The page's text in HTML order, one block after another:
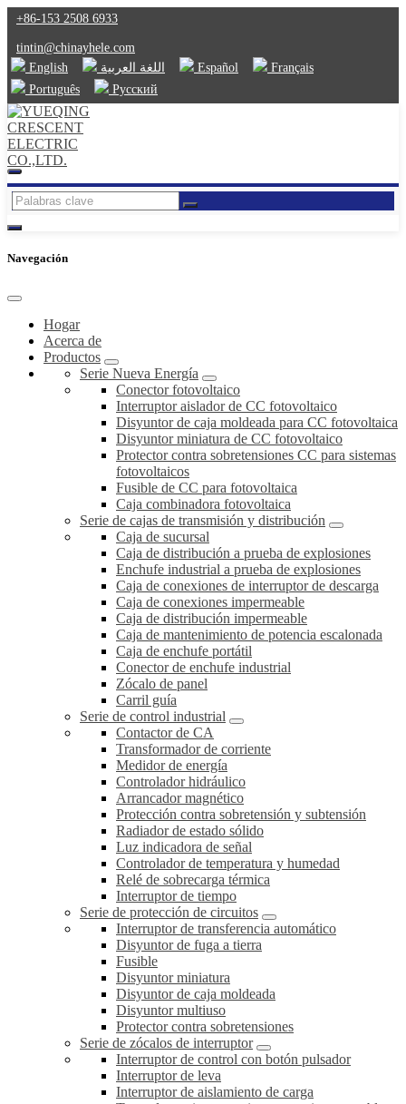
+86-153 2508 6933
tintin@chinayhele.com
English
اللغة العربية Español
Français
Português
Русский
Navegación
Hogar
Acerca de
Productos
Serie Nueva Energía
Conector fotovoltaico
Interruptor aislador de CC fotovoltaico
Disyuntor de caja moldeada para CC fotovoltaica
Disyuntor miniatura de CC fotovoltaico
Protector contra sobretensiones CC para sistemas
fotovoltaicos
Fusible de CC para fotovoltaica
Caja combinadora fotovoltaica
Serie de cajas de transmisión y distribución
Caja de sucursal
Caja de distribución a prueba de explosiones
Enchufe industrial a prueba de explosiones
Caja de conexiones de interruptor de descarga
Caja de conexiones impermeable
Caja de distribución impermeable
Caja de mantenimiento de potencia escalonada
Caja de enchufe portátil
Conector de enchufe industrial
Zócalo de panel
Carril guía
Serie de control industrial
Contactor de CA
Transformador de corriente
Medidor de energía
Controlador hidráulico
Arrancador magnético
Protección contra sobretensión y subtensión
Radiador de estado sólido
Luz indicadora de señal
Controlador de temperatura y humedad
Relé de sobrecarga térmica
Interruptor de tiempo
Serie de protección de circuitos
Interruptor de transferencia automático
Disyuntor de fuga a tierra
Fusible
Disyuntor miniatura
Disyuntor de caja moldeada
Disyuntor multiuso
Protector contra sobretensiones
Serie de zócalos de interruptor
Interruptor de control con botón pulsador
Interruptor de leva
Interruptor de aislamiento de carga